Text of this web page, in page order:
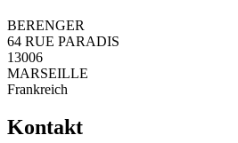
BERENGER
64 RUE PARADIS
13006
MARSEILLE
Frankreich
Kontakt